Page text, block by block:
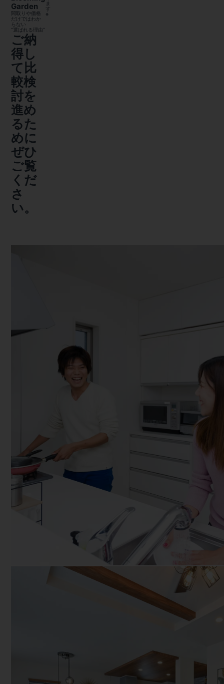
Garden
間取りや価格
だけではわか
らない
“選ばれる理由”
ご納
得し
て比
較検
討を
進め
るた
めに
ぜひ
ご覧
くだ
さ
い。
ま
す
※